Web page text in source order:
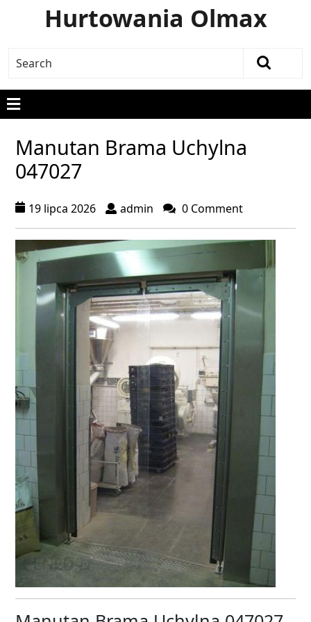
Hurtowania Olmax
Manutan Brama Uchylna
047027
19 lipca 2026 admin 0 Comment